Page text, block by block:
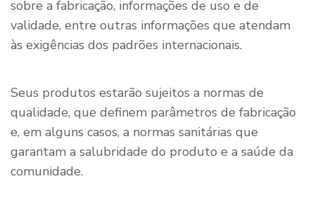
sobre a fabricação, informações de uso e de
validade, entre outras informações que atendam
às exigências dos padrões internacionais.
Seus produtos estarão sujeitos a normas de
qualidade, que definem parâmetros de fabricação
e, em alguns casos, a normas sanitárias que
garantam a salubridade do produto e a saúde da
comunidade.